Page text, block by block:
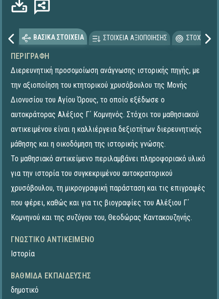
ΒΑΣΙΚΑ ΣΤΟΙΧΕΙΑ ΣΤΟΙΧΕΙΑ ΑΞΙΟΠΟΙΗΣΗΣ
ΠΕΡΙΓΡΑΦΉ
Διερευνητική προσομοίωση ανάγνωσης ιστορικής πηγής, με
την αξιοποίηση του κτητορικού χρυσόβουλου της Μονής
Διονυσίου του Αγίου Όρους, το οποίο εξέδωσε ο
αυτοκράτορας Αλέξιος Γ΄ Κομνηνός. Στόχοι του μαθησιακού
αντικειμένου είναι η καλλιέργεια δεξιοτήτων διερευνητικής
μάθησης και η οικοδόμηση της ιστορικής γνώσης.
Το μαθησιακό αντικείμενο περιλαμβάνει πληροφοριακό υλικό
για την ιστορία του συγκεκριμένου αυτοκρατορικού
χρυσόβουλου, τη μικρογραφική παράσταση και τις επιγραφές
που φέρει, καθώς και για τις βιογραφίες του Αλέξιου Γ΄
Κομνηνού και της συζύγου του, Θεοδώρας Καντακουζηνής.
ΓΝΩΣΤΙΚΌ ΑΝΤΙΚΕΊΜΕΝΟ
Ιστορία
ΒΑΘΜΊΔΑ ΕΚΠΑΊΔΕΥΣΗΣ
δημοτικό